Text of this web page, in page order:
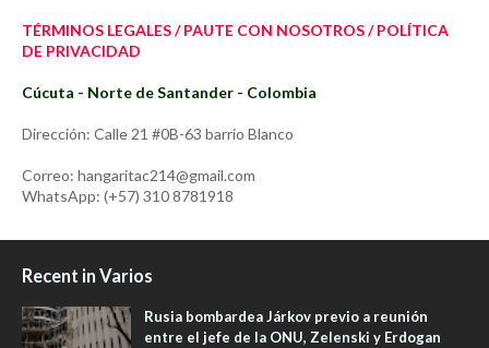
TÉRMINOS LEGALES / PAUTE CON NOSOTROS / POLÍTICA
DE PRIVACIDAD
Cúcuta - Norte de Santander - Colombia
Dirección: Calle 21 #0B-63 barrio Blanco
Correo: hangaritac214@gmail.com
WhatsApp: (+57) 310 8781918
Recent in Varios
Rusia bombardea Járkov previo a reunión
entre el jefe de la ONU, Zelenski y Erdogan